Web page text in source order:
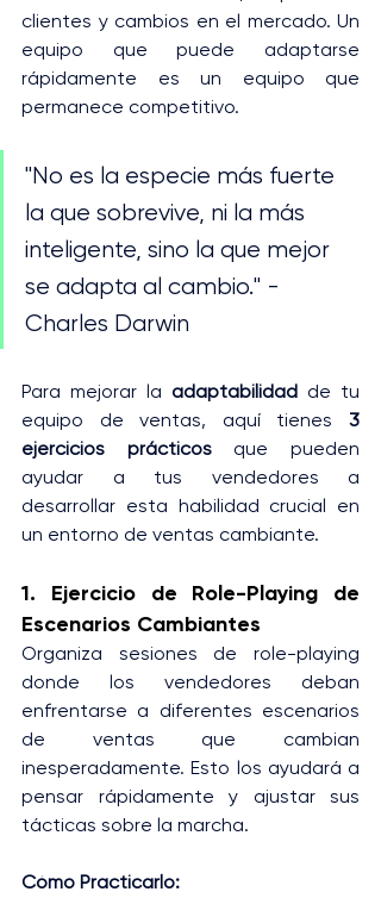
clientes y cambios en el mercado. Un
equipo que puede adaptarse
rápidamente es un equipo que
permanece competitivo.
"No es la especie más fuerte
la que sobrevive, ni la más
inteligente, sino la que mejor
se adapta al cambio." -
Charles Darwin
Para mejorar la adaptabilidad de tu
equipo de ventas, aquí tienes 3
ejercicios prácticos que pueden
ayudar a tus vendedores a
desarrollar esta habilidad crucial en
un entorno de ventas cambiante.
1. Ejercicio de Role-Playing de
Escenarios Cambiantes
Organiza sesiones de role-playing
donde los vendedores deban
enfrentarse a diferentes escenarios
de ventas que cambian
inesperadamente. Esto los ayudará a
pensar rápidamente y ajustar sus
tácticas sobre la marcha.
Cómo Practicarlo: